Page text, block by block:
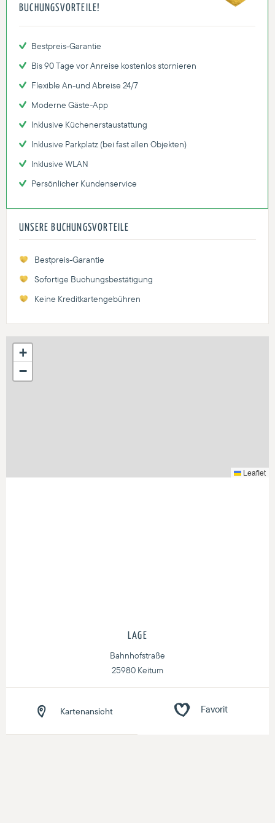
BUCHUNGSVORTEILE!
Bestpreis-Garantie
Bis 90 Tage vor Anreise kostenlos stornieren
Flexible An-und Abreise 24/7
Moderne Gäste-App
Inklusive Küchenerstaustattung
Inklusive Parkplatz (bei fast allen Objekten)
Inklusive WLAN
Persönlicher Kundenservice
UNSERE BUCHUNGSVORTEILE
Bestpreis-Garantie
Sofortige Buchungsbestätigung
Keine Kreditkartengebühren
+
−
Leaflet
LAGE
Bahnhofstraße
25980 Keitum
Kartenansicht